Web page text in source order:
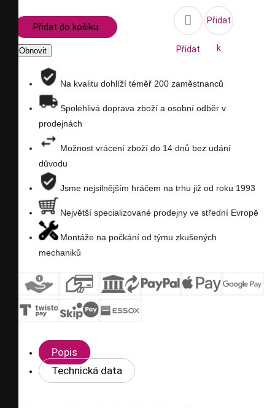
Přidat do košíku 
Přidat
seznam
Přidat
k
Na kvalitu dohlíží téměř 200 zaměstnanců
Spolehlivá doprava zboží a osobní odběr v
prodejnách
Možnost vrácení zboží do 14 dnů bez udání
důvodu
Jsme nejsilnějším hráčem na trhu již od roku 1993
Největší specializované prodejny ve střední Evropě
Montáže na počkání od týmu zkušených
mechaniků
Popis
Technická data